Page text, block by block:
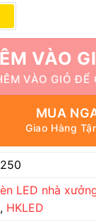
VÀO
MUA
LED nhà
, HKLED